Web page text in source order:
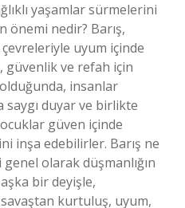
yaşamlar sürmelerini
önemi nedir? Barış,
uyum içinde
güvenlik ve refah için
insanlar
saygı duyar ve birlikte
güven içinde
inşa edebilirler. Barış ne
olarak düşmanlığın
bir deyişle,
kurtuluş, uyum,